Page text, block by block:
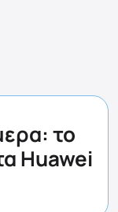
το
Huawei